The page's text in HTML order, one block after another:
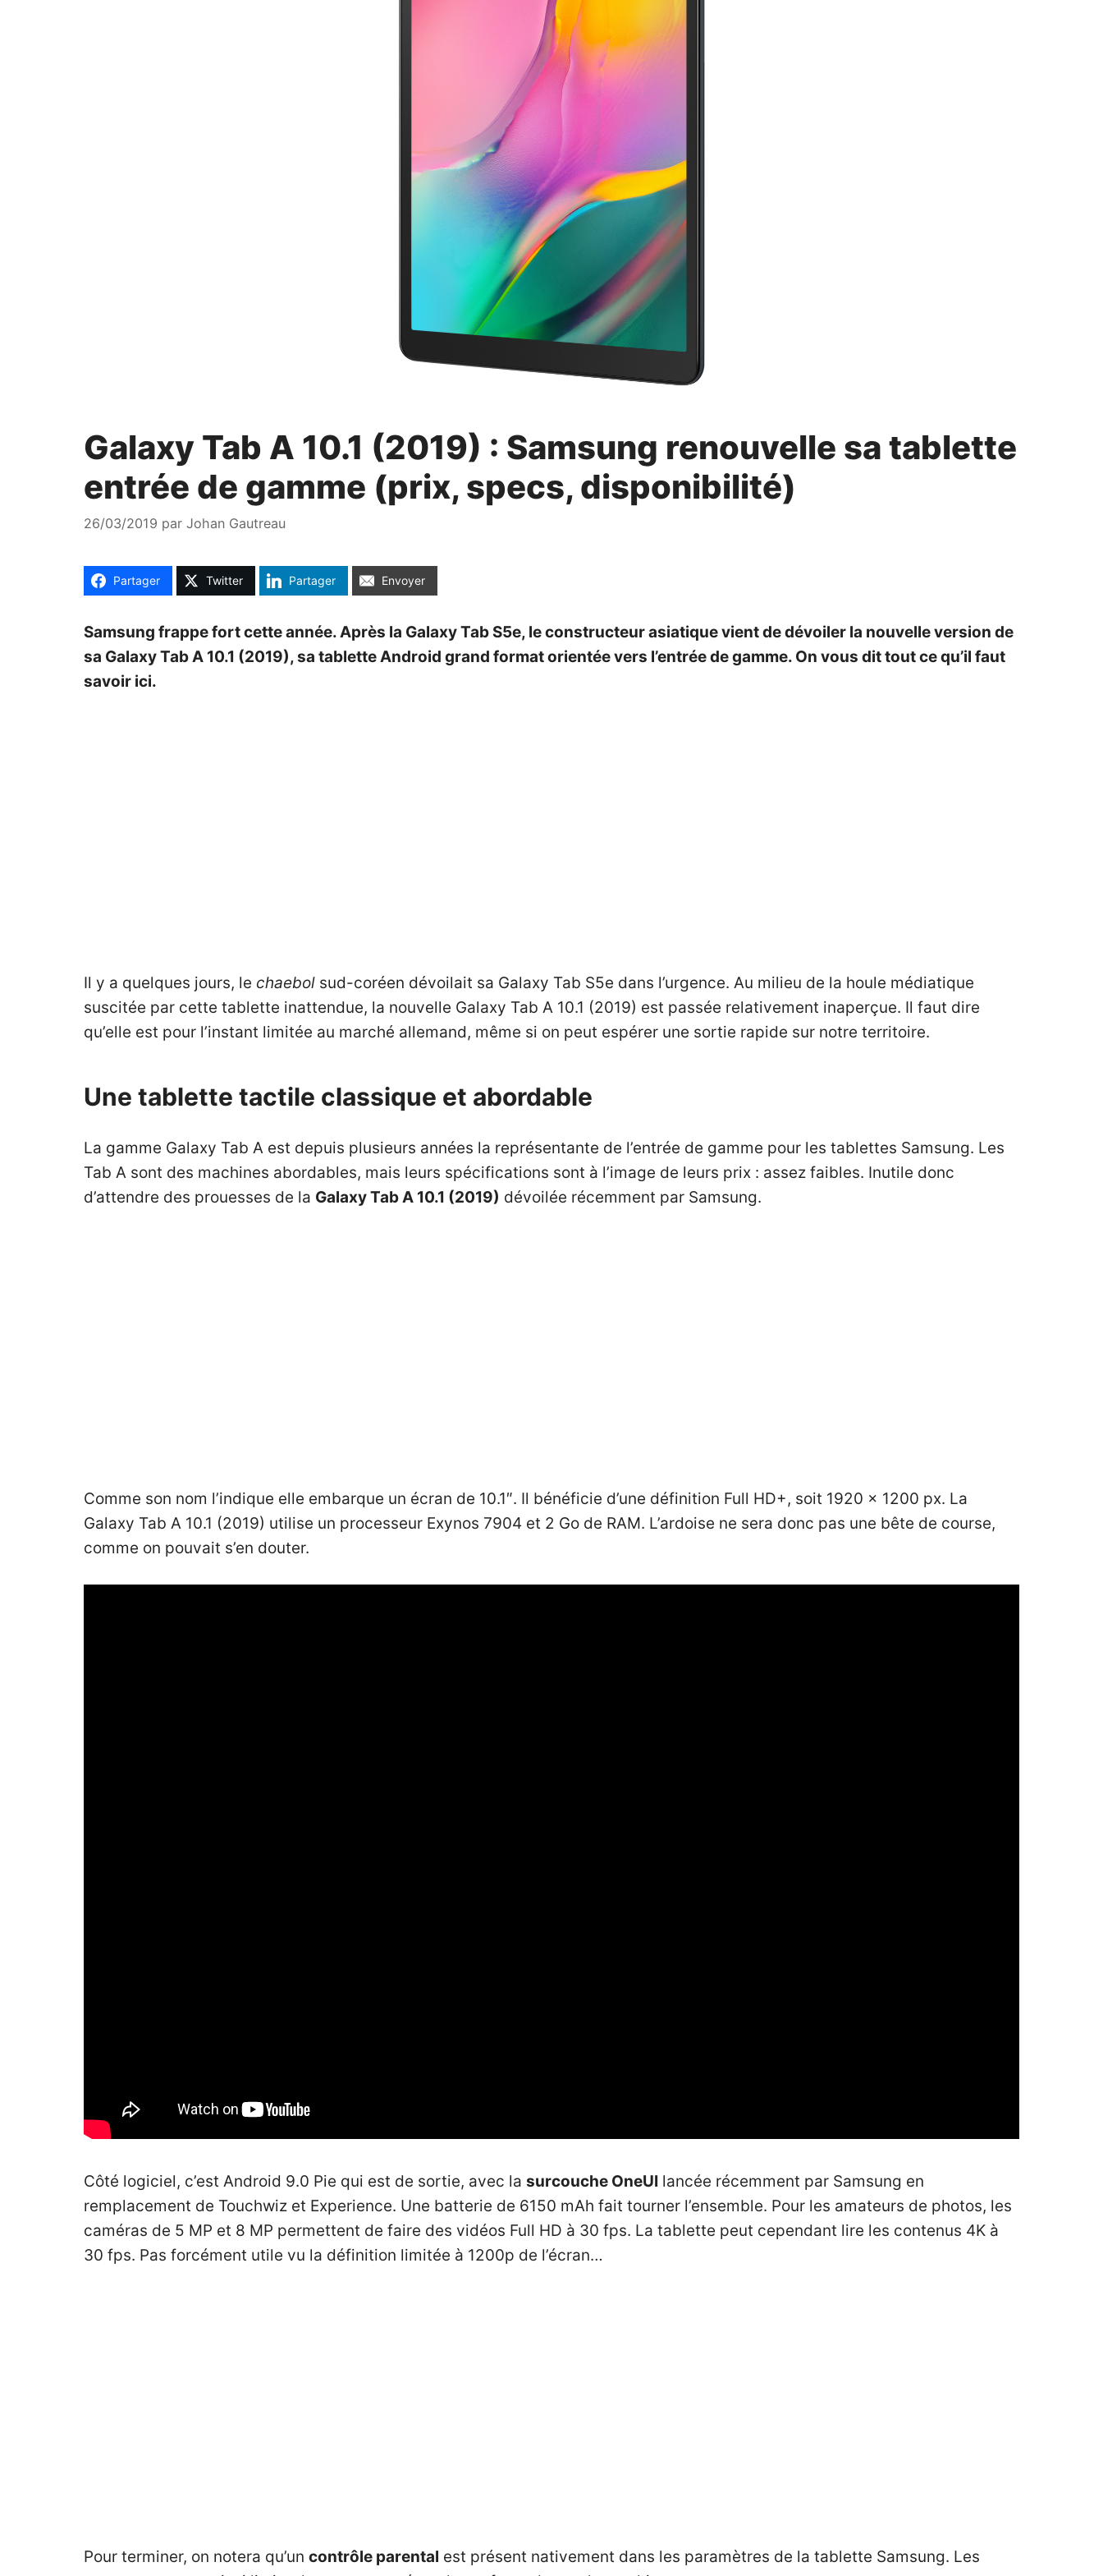
Galaxy Tab A 10.1 (2019) : Samsung renouvelle sa tablette
entrée de gamme (prix, specs, disponibilité)
26/03/2019 par Johan Gautreau
Partager Twitter Partager Envoyer
Samsung frappe fort cette année. Après la Galaxy Tab S5e, le constructeur asiatique vient de dévoiler la nouvelle version de
sa Galaxy Tab A 10.1 (2019), sa tablette Android grand format orientée vers l’entrée de gamme. On vous dit tout ce qu’il faut
savoir ici.
Il y a quelques jours, le chaebol sud-coréen dévoilait sa Galaxy Tab S5e dans l’urgence. Au milieu de la houle médiatique
suscitée par cette tablette inattendue, la nouvelle Galaxy Tab A 10.1 (2019) est passée relativement inaperçue. Il faut dire
qu’elle est pour l’instant limitée au marché allemand, même si on peut espérer une sortie rapide sur notre territoire.
Une tablette tactile classique et abordable
La gamme Galaxy Tab A est depuis plusieurs années la représentante de l’entrée de gamme pour les tablettes Samsung. Les
Tab A sont des machines abordables, mais leurs spécifications sont à l’image de leurs prix : assez faibles. Inutile donc
d’attendre des prouesses de la Galaxy Tab A 10.1 (2019) dévoilée récemment par Samsung.
Comme son nom l’indique elle embarque un écran de 10.1″. Il bénéficie d’une définition Full HD+, soit 1920 x 1200 px. La
Galaxy Tab A 10.1 (2019) utilise un processeur Exynos 7904 et 2 Go de RAM. L’ardoise ne sera donc pas une bête de course,
comme on pouvait s’en douter.
Côté logiciel, c’est Android 9.0 Pie qui est de sortie, avec la surcouche OneUI lancée récemment par Samsung en
remplacement de Touchwiz et Experience. Une batterie de 6150 mAh fait tourner l’ensemble. Pour les amateurs de photos, les
caméras de 5 MP et 8 MP permettent de faire des vidéos Full HD à 30 fps. La tablette peut cependant lire les contenus 4K à
30 fps. Pas forcément utile vu la définition limitée à 1200p de l’écran…
Pour terminer, on notera qu’un contrôle parental est présent nativement dans les paramètres de la tablette Samsung. Les